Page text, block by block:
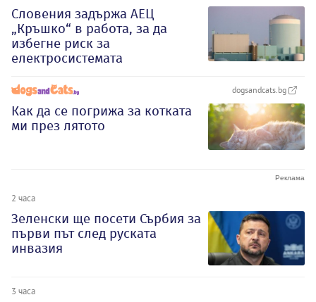
Словения задържа АЕЦ
„Кръшко“ в работа, за да
избегне риск за
електросистемата
dogsandcats.bg
Как да се погрижа за котката
ми през лятото
2 часа
Зеленски ще посети Сърбия за
първи път след руската
инвазия
3 часа